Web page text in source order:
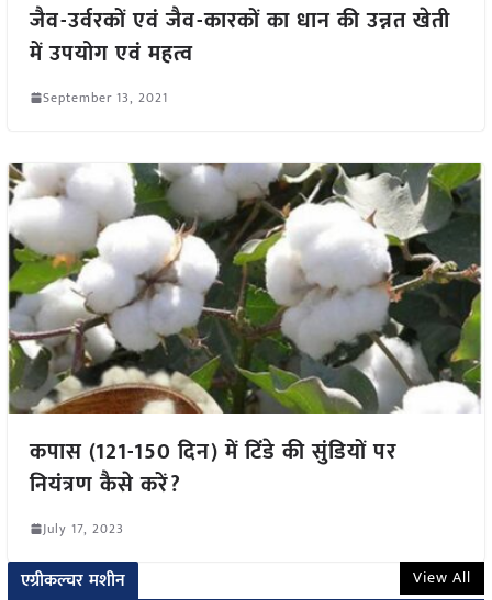
जैव-उर्वरकों एवं जैव-कारकों का धान की उन्नत खेती
में उपयोग एवं महत्व
September 13, 2021
कपास (121-150 दिन) में टिंडे की सुंडियों पर
नियंत्रण कैसे करें?
July 17, 2023
एग्रीकल्चर मशीन View All